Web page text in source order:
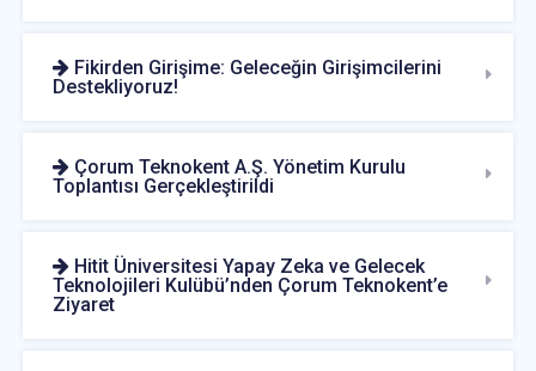
Fikirden Girişime: Geleceğin Girişimcilerini
Destekliyoruz!
Çorum Teknokent A.Ş. Yönetim Kurulu
Toplantısı Gerçekleştirildi
Hitit Üniversitesi Yapay Zeka ve Gelecek
Teknolojileri Kulübü’nden Çorum Teknokent’e
Ziyaret